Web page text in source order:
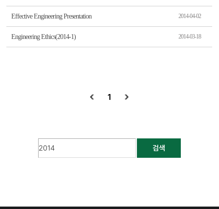
Effective Engineering Presentation 2014-04-02
Engineering Ethics(2014-1) 2014-03-18
1
검색